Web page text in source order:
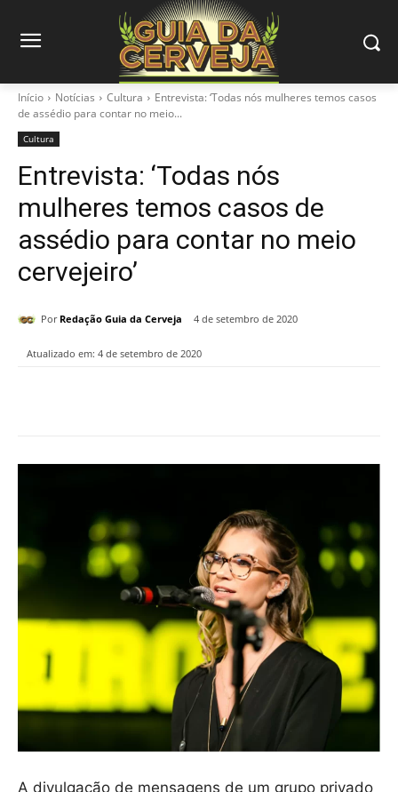
Início Notícias Cultura
Entrevista: ‘Todas nós mulheres temos casos
de assédio para contar no meio...
Cultura
Entrevista: ‘Todas nós
mulheres temos casos de
assédio para contar no meio
cervejeiro’
Por Redação Guia da Cerveja 4 de setembro de 2020
Atualizado em: 4 de setembro de 2020
A divulgação de mensagens de um grupo privado